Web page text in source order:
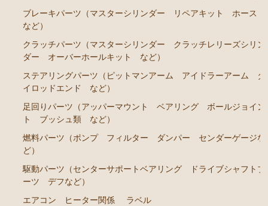
足回りパーツ（アッパーマウント ベアリング ボー
ルジョイント ブッシュ類 など）
燃料パーツ（ポンプ フィルター ダンパー センダ
ーゲージなど）
駆動パーツ（センターサポートベアリング ドライブ
シャフトブーツ デフなど）
ウエザーストリップ
エアコン ヒーター関係
マークⅡワゴン GX70G
エンジンパーツ 1G-EU
エンジンパーツ 1G-FE
ブレーキパーツ（マスターシリンダー リペアキット ホース
など）
クラッチパーツ（マスターシリンダー クラッチレリーズシリン
ダー オーバーホールキット など）
ステアリングパーツ（ピットマンアーム アイドラーアーム タ
イロッドエンド など）
足回りパーツ（アッパーマウント ベアリング ボールジョイン
ト ブッシュ類 など）
燃料パーツ（ポンプ フィルター ダンパー センダーゲージな
ど）
駆動パーツ（センターサポートベアリング ドライブシャフトブ
ーツ デフなど）
エアコン ヒーター関係
ラベル